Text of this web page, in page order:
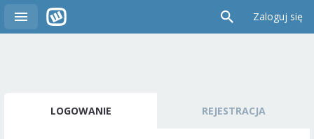
Zaloguj się
LOGOWANIE REJESTRACJA